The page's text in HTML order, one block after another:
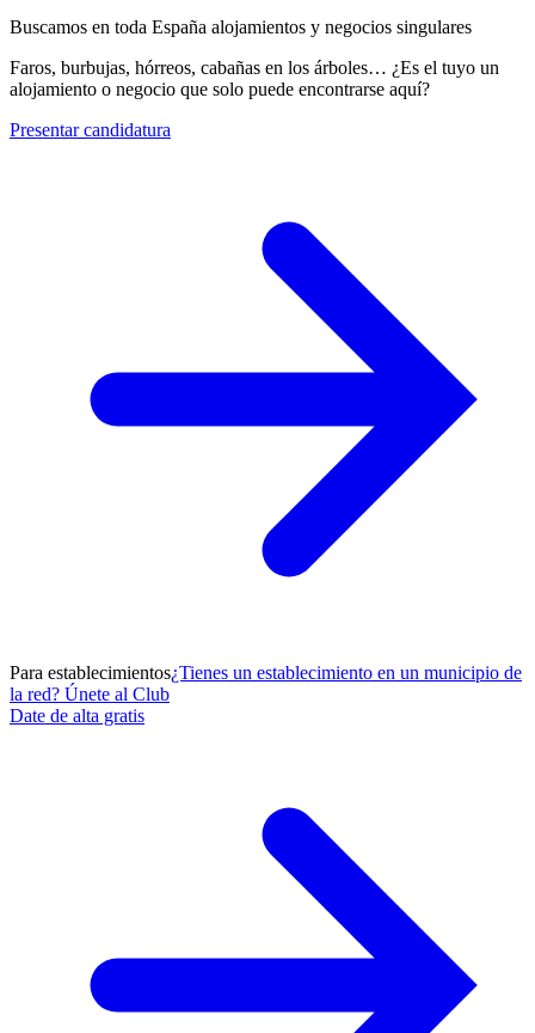
Buscamos en toda España alojamientos y negocios singulares
Faros, burbujas, hórreos, cabañas en los árboles… ¿Es el tuyo un
alojamiento o negocio que solo puede encontrarse aquí?
Presentar candidatura
Para establecimientos¿Tienes un establecimiento en un municipio de
la red? Únete al Club
Date de alta gratis